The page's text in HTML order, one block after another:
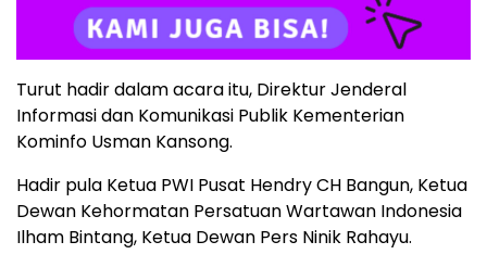
Turut hadir dalam acara itu, Direktur Jenderal
Informasi dan Komunikasi Publik Kementerian
Kominfo Usman Kansong.
Hadir pula Ketua PWI Pusat Hendry CH Bangun, Ketua
Dewan Kehormatan Persatuan Wartawan Indonesia
Ilham Bintang, Ketua Dewan Pers Ninik Rahayu.